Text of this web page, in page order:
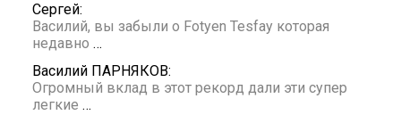
Сергей:
Василий, вы забыли о Fotyen Tesfay которая
недавно …
Василий ПАРНЯКОВ:
Огромный вклад в этот рекорд дали эти супер
легкие …